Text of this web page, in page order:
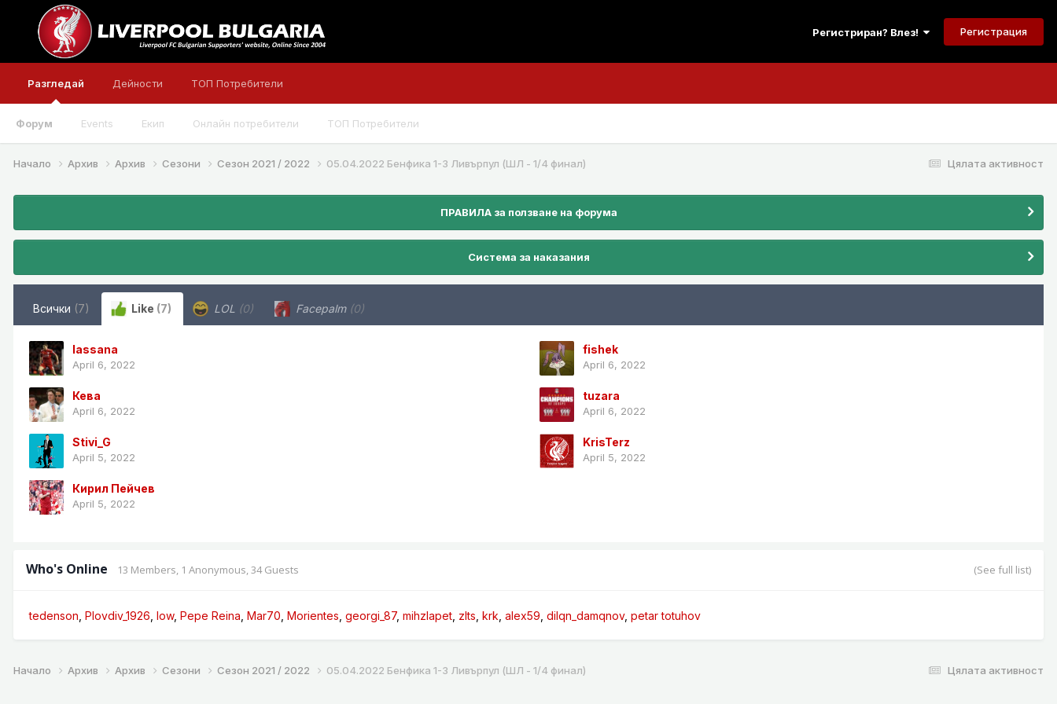
Регистриран? Влез! Регистрация
Разгледай
Форум Events Екип Онлайн потребители ТОП Потребители
Дейности ТОП Потребители
Цялата активност
Начало Архив Архив Сезони Сезон 2021 / 2022 05.04.2022 Бенфика 1-3 Ливърпул (ШЛ - 1/4 финал)
ПРАВИЛА за ползване на форума
Система за наказания
Всички (7) Like (7) LOL (0) Facepalm (0)
lassana
April 6, 2022
fishek
April 6, 2022
Кева
April 6, 2022
tuzara
April 6, 2022
Stivi_G
April 5, 2022
KrisTerz
April 5, 2022
Кирил Пейчев
April 5, 2022
Who's Online 13 Members, 1 Anonymous, 34 Guests (See full list)
tedenson Plovdiv_1926 low Pepe Reina Mar70 Morientes georgi_87 mihzlapet zlts krk alex59 dilqn_damqnov petar totuhov
Цялата активност
Начало Архив Архив Сезони Сезон 2021 / 2022 05.04.2022 Бенфика 1-3 Ливърпул (ШЛ - 1/4 финал)